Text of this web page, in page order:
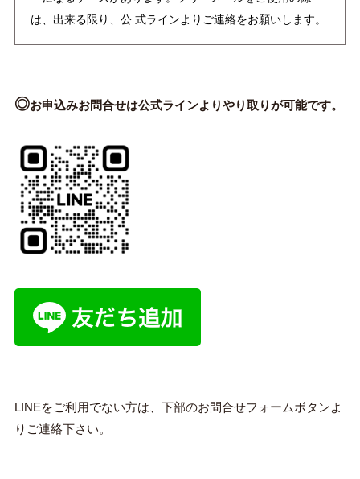
は、出来る限り、公.式ラインよりご連絡をお願いします。
◎お申込みお問合せは公式ラインよりやり取りが可能です。
LINEをご利用でない方は、下部のお問合せフォームボタンよ
りご連絡下さい。